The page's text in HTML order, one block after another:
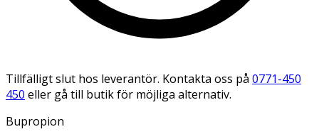
Tillfälligt slut hos leverantör. Kontakta oss på 0771-450
450 eller gå till butik för möjliga alternativ.
Bupropion